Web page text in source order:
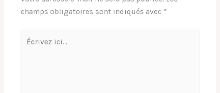
champs obligatoires sont indiqués avec *
Écrivez